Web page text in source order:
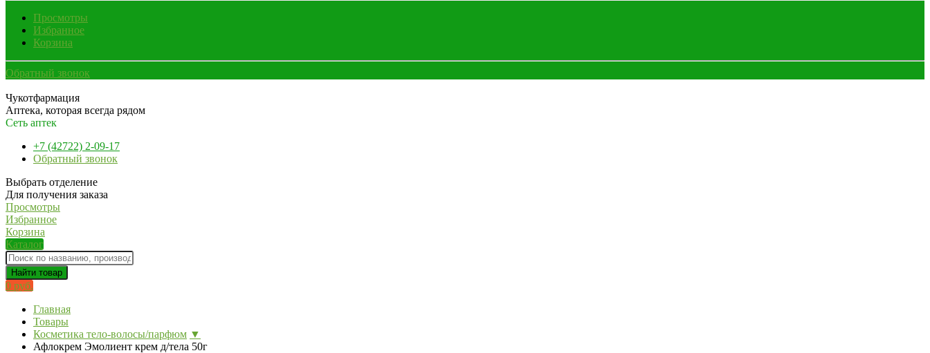
Просмотры
Избранное
Корзина
Обратный звонок
Чукотфармация
Аптека, которая всегда рядом
Сеть аптек
+7 (42722) 2-09-17
Обратный звонок
Выбрать отделение
Для получения заказа
Просмотры
Избранное
Корзина
Каталог
Найти товар
0 руб.
Главная
Товары
Косметика тело-волосы/парфюм ▼
Афлокрем Эмолиент крем д/тела 50г